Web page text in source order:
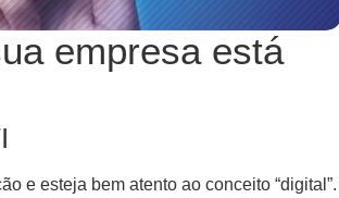
empresa está
e esteja bem atento ao conceito “digital”.